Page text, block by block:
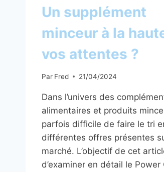
Un supplément
minceur à la
vos attentes ?
Par Fred 21/04/2024
Dans l’univers des
alimentaires et produits
parfois difficile de faire le tri
différentes offres présentes
marché. L’objectif de cet
d’examiner en détail le Power